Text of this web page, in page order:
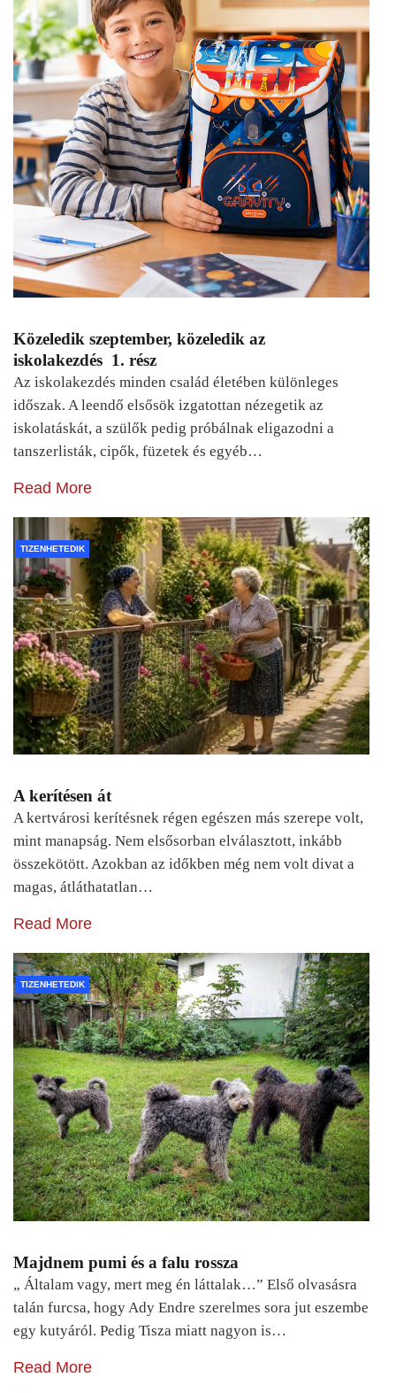
Közeledik szeptember, közeledik az
iskolakezdés 1. rész
Az iskolakezdés minden család életében különleges
időszak. A leendő elsősök izgatottan nézegetik az
iskolatáskát, a szülők pedig próbálnak eligazodni a
tanszerlisták, cipők, füzetek és egyéb…
Read More
TIZENHETEDIK
A kerítésen át
A kertvárosi kerítésnek régen egészen más szerepe volt,
mint manapság. Nem elsősorban elválasztott, inkább
összekötött. Azokban az időkben még nem volt divat a
magas, átláthatatlan…
Read More
TIZENHETEDIK
Majdnem pumi és a falu rossza
„ Általam vagy, mert meg én láttalak…” Első olvasásra
talán furcsa, hogy Ady Endre szerelmes sora jut eszembe
egy kutyáról. Pedig Tisza miatt nagyon is…
Read More